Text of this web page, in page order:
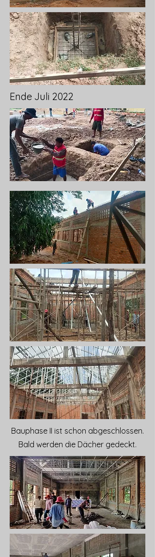
Ende Juli 2022
Bauphase II ist schon abgeschlossen.
Bald werden die Dächer gedeckt.